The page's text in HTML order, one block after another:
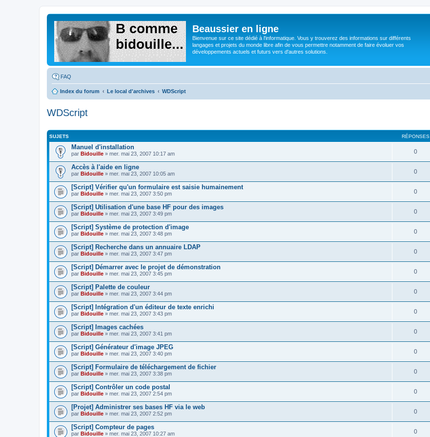
Beaussier en ligne
Bienvenue sur ce site dédié à l'informatique. Vous y trouverez des informations sur différents
langages et projets du monde libre afin de vous permettre notamment de faire évoluer vos
développements actuels et futurs vers d'autres solutions.
FAQ
Index du forum Le local d'archives WDScript
WDScript
SUJETS RÉPONSES
Manuel d'installation
par Bidouille » mer. mai 23, 2007 10:17 am 0
Accès à l'aide en ligne
par Bidouille » mer. mai 23, 2007 10:05 am 0
[Script] Vérifier qu'un formulaire est saisie humainement
par Bidouille » mer. mai 23, 2007 3:50 pm 0
[Script] Utilisation d'une base HF pour des images
par Bidouille » mer. mai 23, 2007 3:49 pm 0
[Script] Système de protection d'image
par Bidouille » mer. mai 23, 2007 3:48 pm 0
[Script] Recherche dans un annuaire LDAP
par Bidouille » mer. mai 23, 2007 3:47 pm 0
[Script] Démarrer avec le projet de démonstration
par Bidouille » mer. mai 23, 2007 3:45 pm 0
[Script] Palette de couleur
par Bidouille » mer. mai 23, 2007 3:44 pm 0
[Script] Intégration d'un éditeur de texte enrichi
par Bidouille » mer. mai 23, 2007 3:43 pm 0
[Script] Images cachées
par Bidouille » mer. mai 23, 2007 3:41 pm 0
[Script] Générateur d'image JPEG
par Bidouille » mer. mai 23, 2007 3:40 pm 0
[Script] Formulaire de téléchargement de fichier
par Bidouille » mer. mai 23, 2007 3:38 pm 0
[Script] Contrôler un code postal
par Bidouille » mer. mai 23, 2007 2:54 pm 0
[Projet] Administrer ses bases HF via le web
par Bidouille » mer. mai 23, 2007 2:52 pm 0
[Script] Compteur de pages
par Bidouille » mer. mai 23, 2007 10:27 am 0